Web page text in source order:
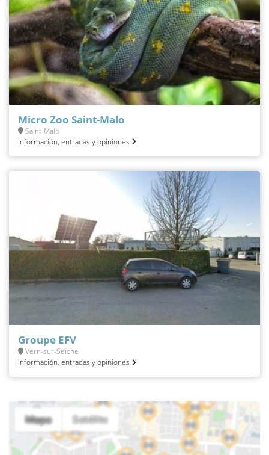
Micro Zoo Saint-Malo
Saint-Malo
Información, entradas y opiniones
Groupe EFV
Vern-sur-Seiche
Información, entradas y opiniones